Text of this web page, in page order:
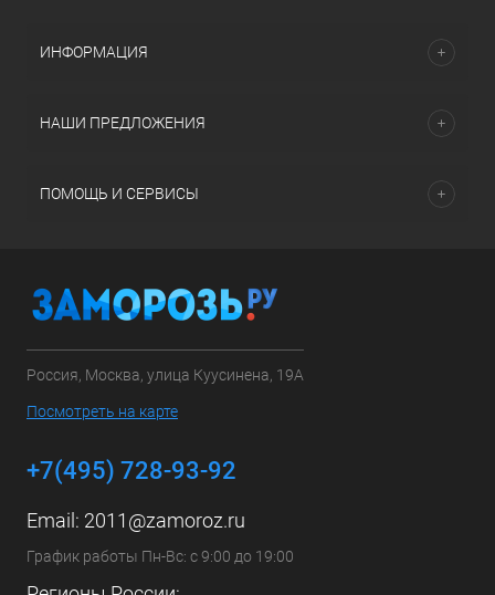
ИНФОРМАЦИЯ
НАШИ ПРЕДЛОЖЕНИЯ
ПОМОЩЬ И СЕРВИСЫ
Россия, Москва, улица Куусинена, 19А
Посмотреть на карте
+7(495) 728-93-92
Email: 2011@zamoroz.ru
График работы Пн-Вс: с 9:00 до 19:00